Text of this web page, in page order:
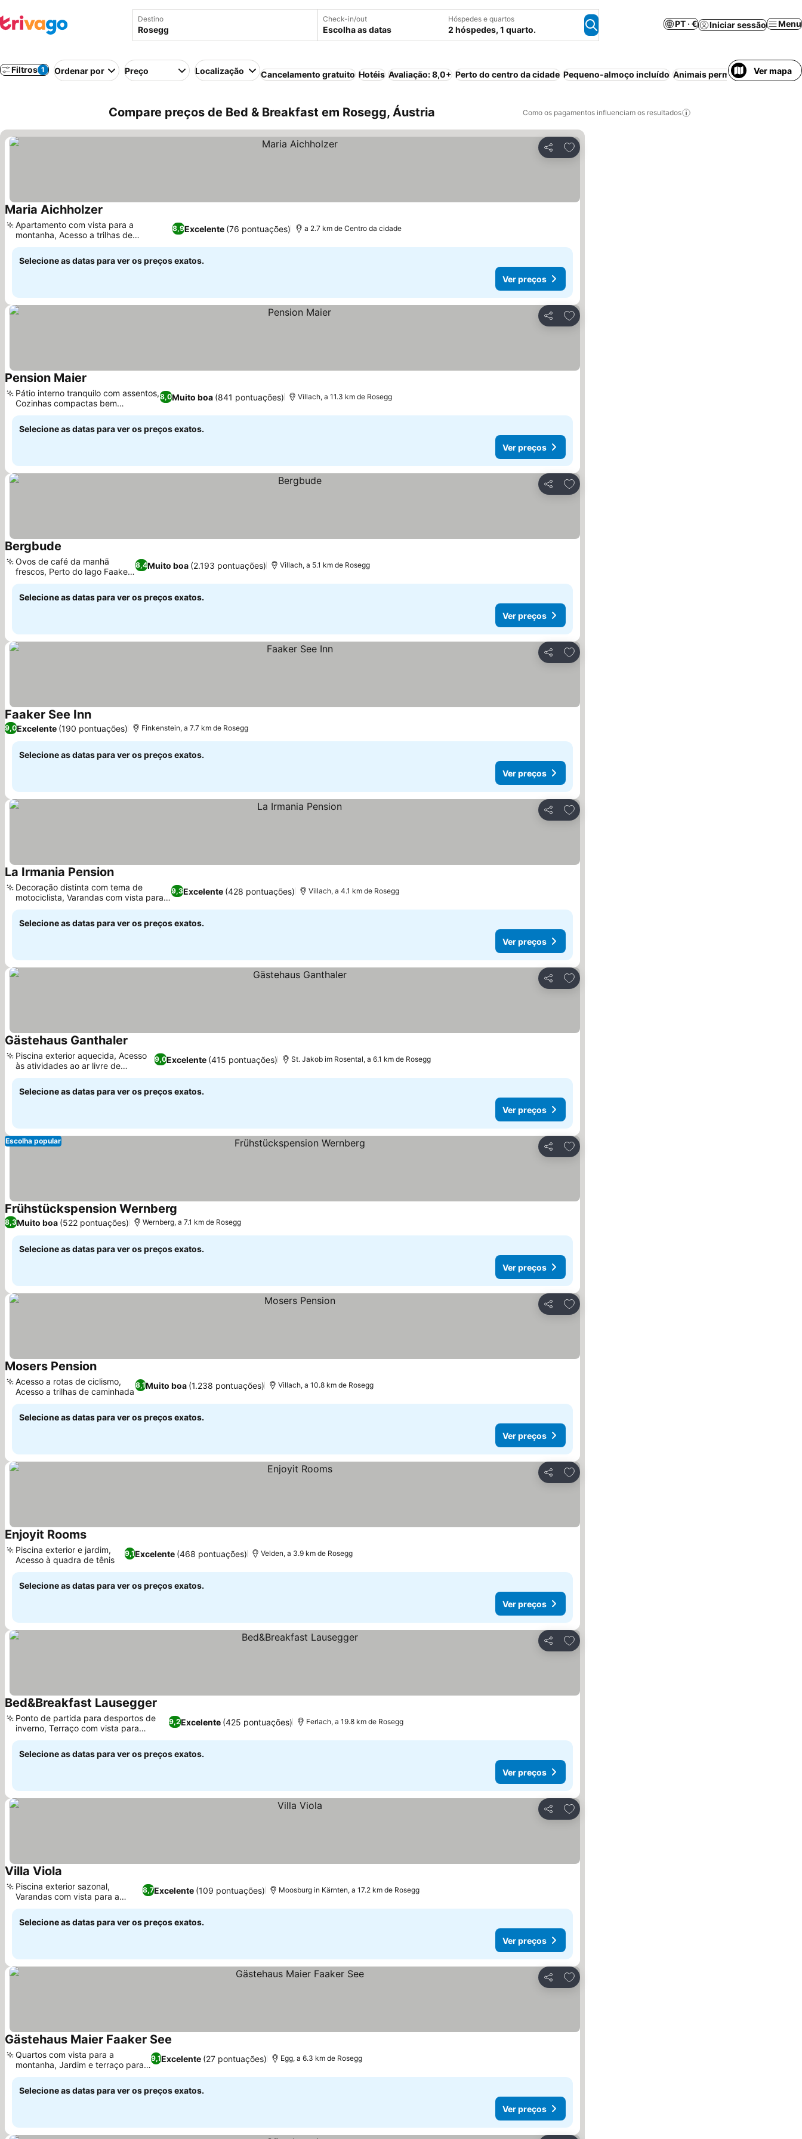
Destino Check-in/out
Escolha as datas
Hóspedes e quartos
2 hóspedes, 1 quarto.
PT · € Iniciar sessão Menu
Filtros 1 Ordenar por Preço Localização Cancelamento gratuito Hotéis Avaliação: 8,0+ Perto do centro da cidade Pequeno-almoço incluído Animais permitidos Ar
Ver mapa
Compare preços de Bed & Breakfast em Rosegg, Áustria Como os pagamentos influenciam os resultados
Partilhar
Adicionar aos favoritos
Maria Aichholzer
8,9Excelente (76 pontuações)
Apartamento com vista para a
montanha, Acesso a trilhas de
caminhada e ciclismo
a 2.7 km de Centro da cidade
Selecione as datas para ver os preços exatos.
Ver preços
Partilhar
Adicionar aos favoritos
Pension Maier
8,0Muito boa (841 pontuações)
Pátio interno tranquilo com assentos,
Cozinhas compactas bem
equipadas
Villach, a 11.3 km de Rosegg
Selecione as datas para ver os preços exatos.
Ver preços
Partilhar
Adicionar aos favoritos
Bergbude
8,4Muito boa (2.193 pontuações)
Ovos de café da manhã
frescos, Perto do lago Faaker
See
Villach, a 5.1 km de Rosegg
Selecione as datas para ver os preços exatos.
Ver preços
Partilhar
Adicionar aos favoritos
Faaker See InnVer preços
9,0Excelente (190 pontuações) Finkenstein, a 7.7 km de Rosegg
Selecione as datas para ver os preços exatos.
Ver preços
Partilhar
Adicionar aos favoritos
La Irmania PensionVer preços
9,3Excelente (428 pontuações)
Decoração distinta com tema de
motociclista, Varandas com vista para a
montanha
Villach, a 4.1 km de Rosegg
Selecione as datas para ver os preços exatos.
Ver preços
Partilhar
Adicionar aos favoritos
Gästehaus Ganthaler
9,0Excelente (415 pontuações)
Piscina exterior aquecida, Acesso
às atividades ao ar livre de
Rosental
St. Jakob im Rosental, a 6.1 km de Rosegg
Selecione as datas para ver os preços exatos.
Ver preços
Partilhar
Adicionar aos favoritos
Escolha popular
Frühstückspension Wernberg
8,3Muito boa (522 pontuações) Wernberg, a 7.1 km de Rosegg
Selecione as datas para ver os preços exatos.
Ver preços
Partilhar
Adicionar aos favoritos
Mosers PensionVer preços
8,1Muito boa (1.238 pontuações)
Acesso a rotas de ciclismo,
Acesso a trilhas de caminhada
Villach, a 10.8 km de Rosegg
Selecione as datas para ver os preços exatos.
Ver preços
Partilhar
Adicionar aos favoritos
Enjoyit RoomsVer preços
9,1Excelente (468 pontuações)
Piscina exterior e jardim,
Acesso à quadra de tênis
Velden, a 3.9 km de Rosegg
Selecione as datas para ver os preços exatos.
Ver preços
Partilhar
Adicionar aos favoritos
Bed&Breakfast Lausegger
9,2Excelente (425 pontuações)
Ponto de partida para desportos de
inverno, Terraço com vista para
Karawanken
Ferlach, a 19.8 km de Rosegg
Selecione as datas para ver os preços exatos.
Ver preços
Partilhar
Adicionar aos favoritos
Villa Viola
8,7Excelente (109 pontuações)
Piscina exterior sazonal,
Varandas com vista para a
montanha
Moosburg in Kärnten, a 17.2 km de Rosegg
Selecione as datas para ver os preços exatos.
Ver preços
Partilhar
Adicionar aos favoritos
Gästehaus Maier Faaker See
9,1Excelente (27 pontuações)
Quartos com vista para a
montanha, Jardim e terraço para
relaxar
Egg, a 6.3 km de Rosegg
Selecione as datas para ver os preços exatos.
Ver preços